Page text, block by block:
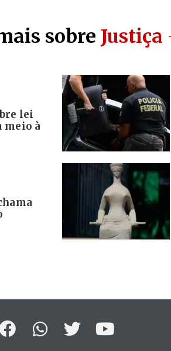
sobre Justiça
lei
meio à